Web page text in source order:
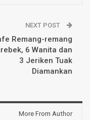
NEXT POST
Remang-remang
6 Wanita dan
3 Jeriken Tuak
Diamankan
More From Author